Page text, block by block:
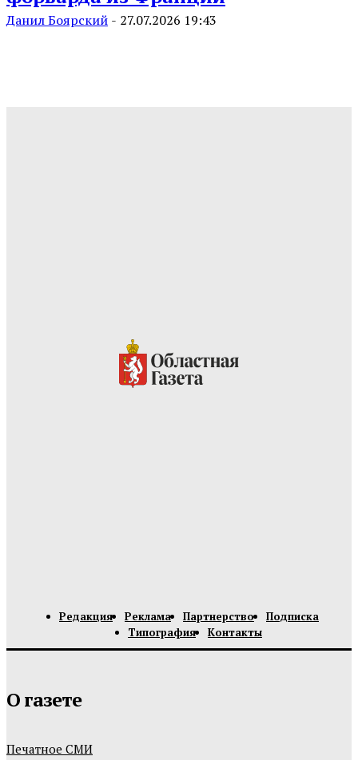
Данил Боярский - 27.07.2026 19:43
Редакция Реклама Партнерство
Подписка
Типография
Контакты
О газете
Печатное СМИ